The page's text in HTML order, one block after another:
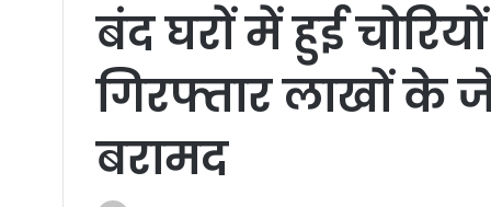
बंद घरों में हुई
गिरफ्तार लाखों के
बरामद